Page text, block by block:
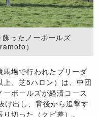
ったノーボールズ
）
場で行われたブリーダ
、芝5ハロン）は、中団
ボールズが経済コース
け出し、背後から追撃す
切った（クビ差）。